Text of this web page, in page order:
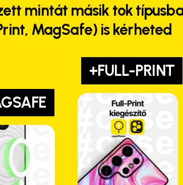
mintát másik tok
MagSafe) is kérheted
+FULL-PRINT